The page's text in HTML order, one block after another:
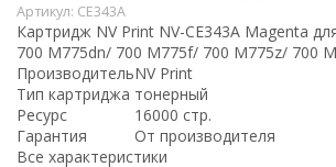
Артикул: CE343A
Картридж NV Print NV-CE343A Magenta
700 M775dn/ 700 M775f/ 700 M775z/ 700
ПроизводительNV Print
Тип картриджа тонерный
Ресурс
16000 стр.
Гарантия
От производителя
Все характеристики